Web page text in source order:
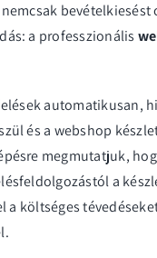
a professzionális
automatikusan,
és a webshop
megmutatjuk,
a
a költséges